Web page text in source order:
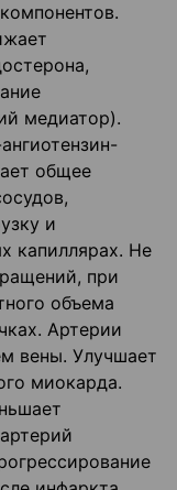
медиатор).
общее
и
капиллярах. Не
при
объема
Артерии
вены. Улучшает
миокарда.